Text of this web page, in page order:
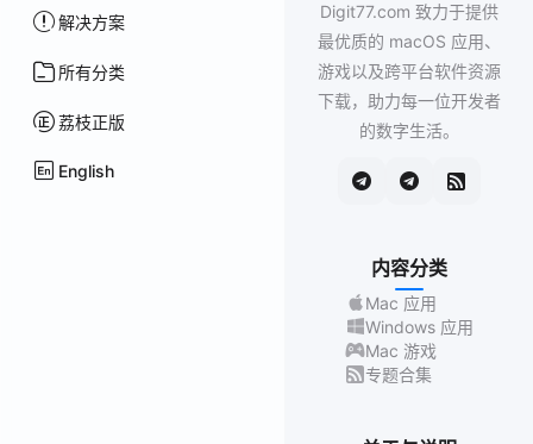
解决方案
所有分类
荔枝正版
English
Digit77.com 致力于提供
最优质的 macOS 应用、
游戏以及跨平台软件资源
下载，助力每一位开发者
的数字生活。
内容分类
Mac 应用
Windows 应用
Mac 游戏
专题合集